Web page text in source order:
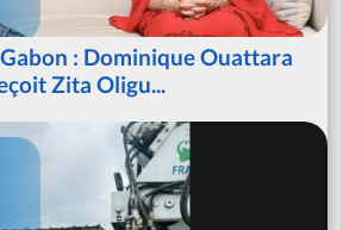
: Dominique Ouattara
Zita Oligu...